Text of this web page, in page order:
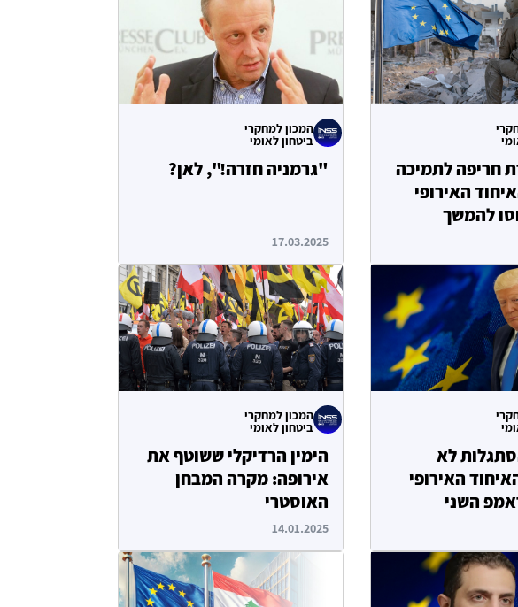
חריפה לתמיכה
האירופי
להמשך
המכון למחקרי
ביטחון לאומי
"גרמניה חזרה!", לאן?
17.03.2025
לא
האירופי
השני
המכון למחקרי
ביטחון לאומי
הימין הרדיקלי ששוטף את
אירופה: מקרה המבחן
האוסטרי
14.01.2025